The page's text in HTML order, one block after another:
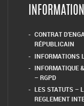
CONTRAT
RÉPUBLICAIN
INFORMATIONS
INFORMATIQUE
– RGPD
LES STATUTS –
REGLEMENT